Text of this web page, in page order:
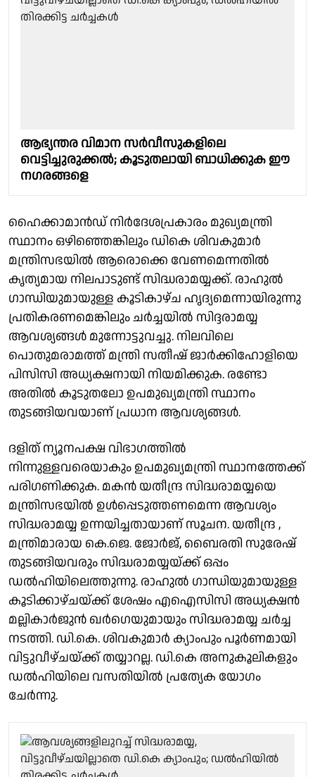
ആഭ്യന്തര വിമാന സർവീസുകളിലെ
വെട്ടിച്ചുരുക്കൽ; കൂടുതലായി ബാധിക്കുക ഈ
നഗരങ്ങളെ
ഹൈക്കാമാൻഡ് നിർദേശപ്രകാരം മുഖ്യമന്ത്രി
സ്ഥാനം ഒഴിഞ്ഞെങ്കിലും ഡികെ ശിവകുമാർ
മന്ത്രിസഭയിൽ ആരൊക്കെ വേണമെന്നതിൽ
കൃത്യമായ നിലപാടുണ്ട് സിദ്ധരാമയ്യക്ക്. രാഹുൽ
ഗാന്ധിയുമായുള്ള കൂടികാഴ്ച ഹൃദ്യമെന്നായിരുന്നു
പ്രതികരണമെങ്കിലും ചർച്ചയിൽ സിദ്ദരാമയ്യ
ആവശ്യങ്ങൾ മുന്നോട്ടുവച്ചു. നിലവിലെ
പൊതുമരാമത്ത് മന്ത്രി സതീഷ് ജാർക്കിഹോളിയെ
പിസിസി അധ്യക്ഷനായി നിയമിക്കുക. രണ്ടോ
അതിൽ കൂടുതലോ ഉപമുഖ്യമന്ത്രി സ്ഥാനം
തുടങ്ങിയവയാണ് പ്രധാന ആവശ്യങ്ങൾ.
ദളിത് ന്യൂനപക്ഷ വിഭാഗത്തിൽ
നിന്നുള്ളവരെയാകും ഉപമുഖ്യമന്ത്രി സ്ഥാനത്തേക്ക്
പരിഗണിക്കുക. മകൻ യതീന്ദ്ര സിദ്ധരാമയ്യയെ
മന്ത്രിസഭയിൽ ഉൾപ്പെടുത്തണമെന്ന ആവശ്യം
സിദ്ധരാമയ്യ ഉന്നയിച്ചതായാണ് സൂചന. യതീന്ദ്ര ,
മന്ത്രിമാരായ കെ.ജെ. ജോർജ്, ബൈരതി സുരേഷ്
തുടങ്ങിയവരും സിദ്ധരാമയ്യയ്ക്ക് ഒപ്പം
ഡൽഹിയിലെത്തുന്നു. രാഹുൽ ഗാന്ധിയുമായുള്ള
കൂടിക്കാഴ്ചയ്ക്ക് ശേഷം എഐസിസി അധ്യക്ഷൻ
മല്ലികാർജുൻ ഖർഗെയുമായും സിദ്ധരാമയ്യ ചർച്ച
നടത്തി. ഡി.കെ. ശിവകുമാർ ക്യാംപും പൂർണമായി
വിട്ടുവീഴ്ചയ്ക്ക് തയ്യാറല്ല. ഡി.കെ അനുകൂലികളും
ഡൽഹിയിലെ വസതിയിൽ പ്രത്യേക യോഗം
ചേർന്നു.